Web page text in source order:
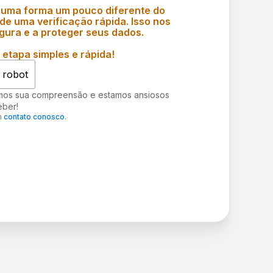
forma um pouco diferente do
uma verificação rápida. Isso nos
e a proteger seus dados.
simples e rápida!
robot
sua compreensão e estamos ansiosos
contato conosco.